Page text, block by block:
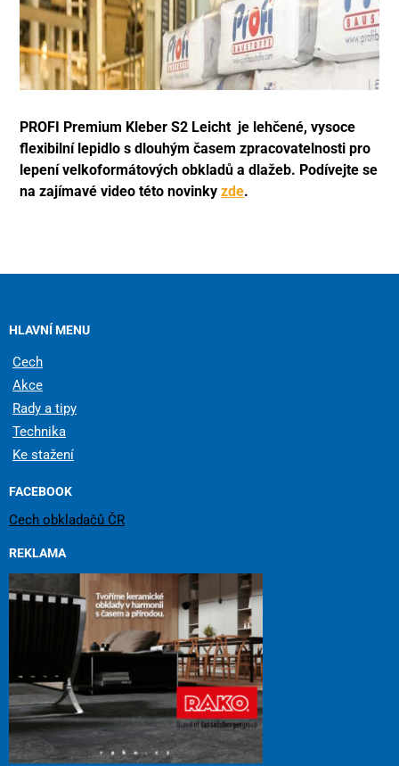
PROFI Premium Kleber S2 Leicht je lehčené, vysoce
flexibilní lepidlo s dlouhým časem zpracovatelnosti pro
lepení velkoformátových obkladů a dlažeb. Podívejte se
na zajímavé video této novinkyzde.
HLAVNÍ MENU
Cech
Akce
Rady a tipy
Technika
Ke stažení
FACEBOOK
Cech obkladačů ČR
REKLAMA